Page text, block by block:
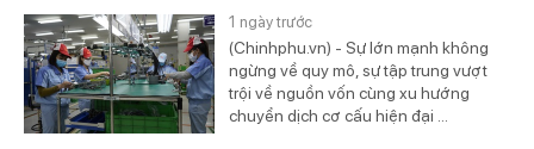
1 ngày trước
(Chinhphu.vn) - Sự lớn mạnh không
ngừng về quy mô, sự tập trung vượt
trội về nguồn vốn cùng xu hướng
chuyển dịch cơ cấu hiện đại ...